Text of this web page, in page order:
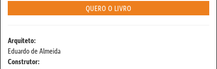
QUERO O LIVRO
Arquiteto:
Eduardo de Almeida
Construtor: